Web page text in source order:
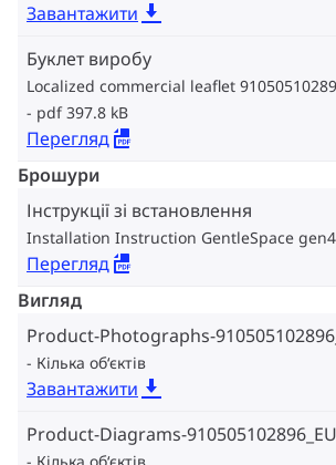
Завантажити
Буклет виробу
Localized commercial leaflet
pdf 397.8 kB
Перегляд
Брошури
Інструкції зі встановлення
Installation Instruction GentleSpace gen4
Перегляд
Вигляд
Product-Photographs-
Кілька об‘єктів
Завантажити
Product-Diagrams-910505102896_EU